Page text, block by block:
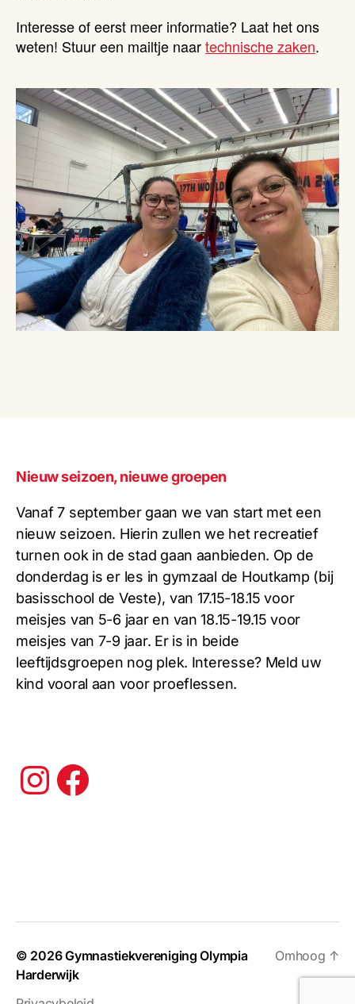
Interesse of eerst meer informatie? Laat het ons
weten! Stuur een mailtje naartechnische zaken.
Nieuw seizoen, nieuwe groepen
Vanaf 7 september gaan we van start met een
nieuw seizoen. Hierin zullen we het recreatief
turnen ook in de stad gaan aanbieden. Op de
donderdag is er les in gymzaal de Houtkamp (bij
basisschool de Veste), van 17.15-18.15 voor
meisjes van 5-6 jaar en van 18.15-19.15 voor
meisjes van 7-9 jaar. Er is in beide
leeftijdsgroepen nog plek. Interesse? Meld uw
kind vooral aan voor proeflessen.
Instagram
Facebook
© 2026Gymnastiekvereniging Olympia
Harderwijk
Omhoog ↑